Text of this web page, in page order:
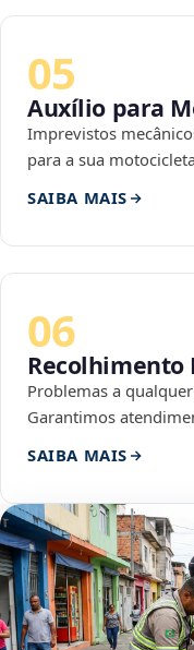
05
Auxílio para
Imprevistos
para a sua
SAIBA MAIS
06
Recolhimento
Problemas a
Garantimos
SAIBA MAIS